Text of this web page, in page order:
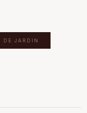
DE JARDIN